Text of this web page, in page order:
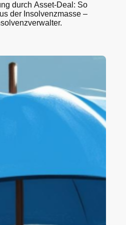
durch Asset-Deal: So
der Insolvenzmasse –